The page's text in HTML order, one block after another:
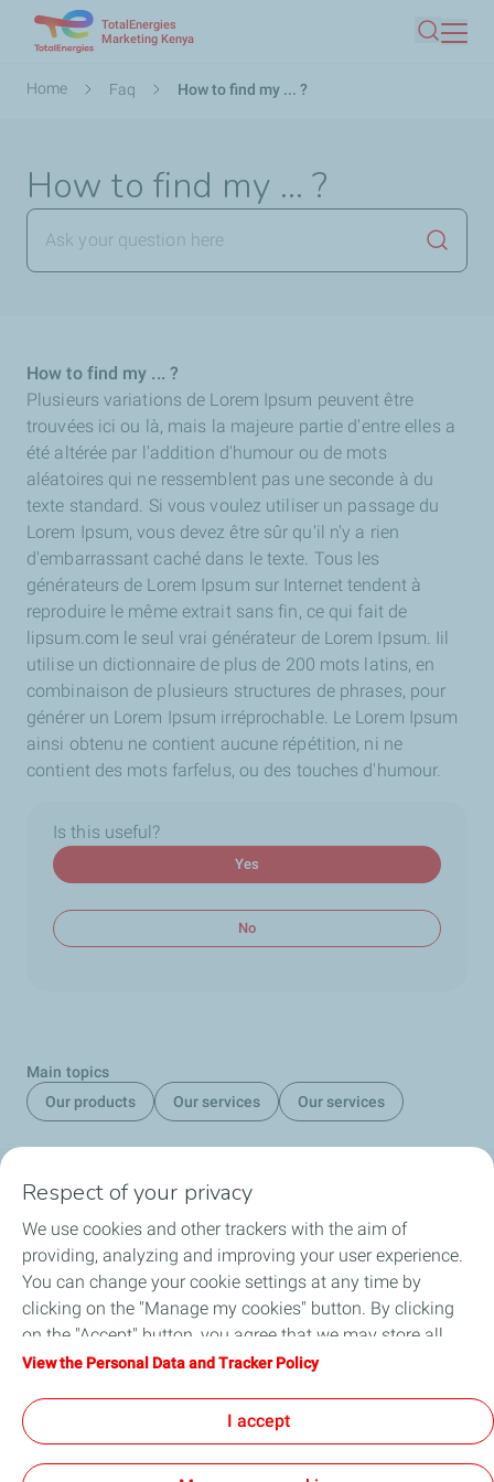
main
TotalEnergies
Marketing Kenya
Search
Breadcrumb
Home Faq How to find my ... ?
How to find my ... ?
How to find my ... ?
Plusieurs variations de Lorem Ipsum peuvent être
trouvées ici ou là, mais la majeure partie d'entre elles a
été altérée par l'addition d'humour ou de mots
aléatoires qui ne ressemblent pas une seconde à du
texte standard. Si vous voulez utiliser un passage du
Lorem Ipsum, vous devez être sûr qu'il n'y a rien
d'embarrassant caché dans le texte. Tous les
générateurs de Lorem Ipsum sur Internet tendent à
reproduire le même extrait sans fin, ce qui fait de
lipsum.com le seul vrai générateur de Lorem Ipsum. Iil
utilise un dictionnaire de plus de 200 mots latins, en
combinaison de plusieurs structures de phrases, pour
générer un Lorem Ipsum irréprochable. Le Lorem Ipsum
ainsi obtenu ne contient aucune répétition, ni ne
contient des mots farfelus, ou des touches d'humour.
Is this useful?
Yes
No
Main topics
Our products
Our services Our services
Social Media
About us
Service Stations
Collaborate with TotalEnergies
Respect of your privacy
We use cookies and other trackers with the aim of
providing, analyzing and improving your user experience.
You can change your cookie settings at any time by
clicking on the "Manage my cookies" button. By clicking
on the "Accept" button, you agree that we may store all
cookies on your device. If you click on "Decline", only the
will be used. For more information, refer to the "Personal
Data and Tracker Policy" page.
View the Personal Data and Tracker Policy
I accept